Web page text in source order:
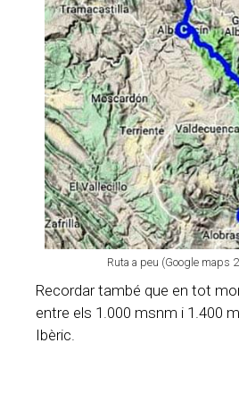
Ruta a peu (Google maps
Recordar també que en tot
entre els 1.000 msnm i 1.400
Ibèric.